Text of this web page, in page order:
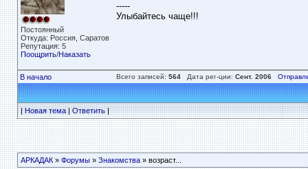
Постоянный
Откуда: Россия, Саратов
Репутация: 5
Поощрить/Наказать
-----
Улыбайтесь чаще!!!
В начало Всего записей: 564Дата рег-ции: Сент. 2006
|Новая тема|Ответить|
АРКАДАК» Форумы» Знакомства» возраст...